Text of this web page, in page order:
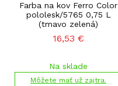
Farba na kov Ferro Color
pololesk/5765 0,75 L
(tmavo zelená)
16,53 €
Na sklade
Môžete mať už zajtra.